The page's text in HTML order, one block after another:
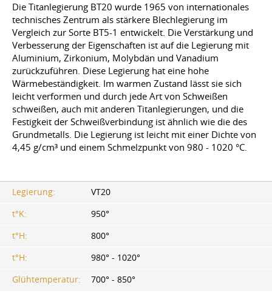
Die Titanlegierung BT20 wurde 1965 von internationales
technisches Zentrum als stärkere Blechlegierung im
Vergleich zur Sorte BT5-1 entwickelt. Die Verstärkung und
Verbesserung der Eigenschaften ist auf die Legierung mit
Aluminium, Zirkonium, Molybdän und Vanadium
zurückzuführen. Diese Legierung hat eine hohe
Wärmebeständigkeit. Im warmen Zustand lässt sie sich
leicht verformen und durch jede Art von Schweißen
schweißen, auch mit anderen Titanlegierungen, und die
Festigkeit der Schweißverbindung ist ähnlich wie die des
Grundmetalls. Die Legierung ist leicht mit einer Dichte von
4,45 g/cm³ und einem Schmelzpunkt von 980 - 1020 °C.
Legierung:
VT20
t°K:
950°
t°H:
800°
t°H:
980° - 1020°
Glühtemperatur:
700° - 850°